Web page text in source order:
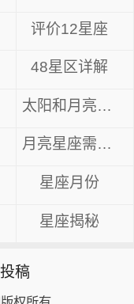
评价12星座
48星区详解
太阳和月亮星座
月亮星座需要什么
星座月份
星座揭秘
稿